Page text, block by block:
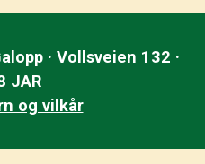
· Vollsveien 132 ·
JAR
og vilkår